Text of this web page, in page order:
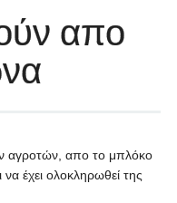
απο
αγροτών, απο το μπλόκο
έχει ολοκληρωθεί της